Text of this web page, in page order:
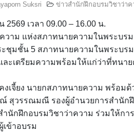
Suksri ข่าวสำนักฝึกอบรมวิชาว่าค
เวลา 09.00 – 16.00 น.
วาม แห่งสภาทนายความในพระบร
ชุมชั้น 5 สภาทนายความในพระบร
ะเตรียมความพร้อมให้แก่ว่าที่ทนา
งเจี้ยง นายกสภาทนายความ พร้อม
สุวรรณมณี รองผู้อำนวยการสำนัก
ำนักฝึกอบรมวิชาว่าความ ร่วมให้ก
เข้าอบรม